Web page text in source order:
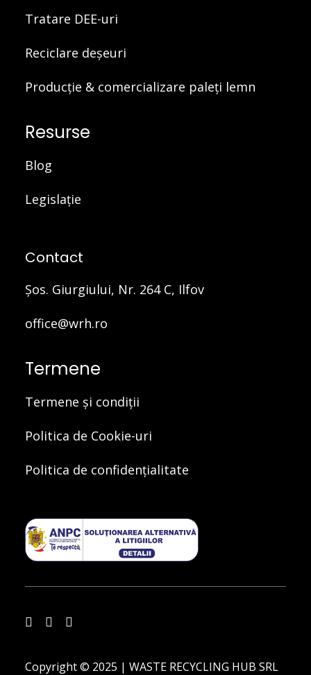
Tratare DEE-uri
Reciclare deșeuri
Producție & comercializare paleți lemn
Resurse
Blog
Legislație
Contact
Şos. Giurgiului, Nr. 264 C, Ilfov
office@wrh.ro
Termene
Termene și condiții
Politica de Cookie-uri
Politica de confidențialitate
Copyright © 2025 | WASTE RECYCLING HUB SRL